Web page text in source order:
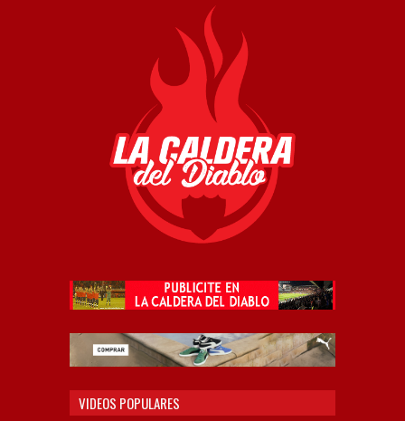
VIDEOS POPULARES